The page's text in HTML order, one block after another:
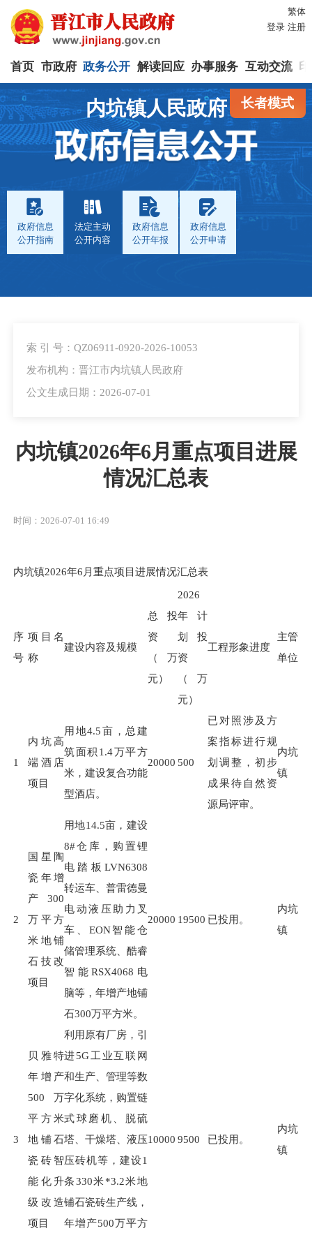
繁体
登录 注册
首页 市政府 政务公开 解读回应 办事服务 互动交流
长者模式
内坑镇人民政府
政府信息
公开指南
法定主动
公开内容
政府信息
公开年报
政府信息
公开申请
索 引 号：QZ06911-0920-2026-10053
发布机构：晋江市内坑镇人民政府
公文生成日期：2026-07-01
内坑镇2026年6月重点项目进展
情况汇总表
时间：2026-07-01 16:49
内坑镇2026年6月重点项目进展情况汇总表
序
号
项目名
称
建设内容及规模
总投
资
（万
元）
2026
年计
划投
资
（万
元）
工程形象进度
主管
单位
1
内坑高
端酒店
项目
用地4.5亩，总建
筑面积 1.4万平方
米，建设复合功能
型酒店。
20000 500
已对照涉及方
案指标进行规
划调整，初步
成果待自然资
源局评审。
内坑
镇
2
国星陶
瓷年增
产300
万平方
米地铺
石技改
项目
用地14.5亩，建设
8#仓库，购置锂
电踏板 LVN6308
转运车、普雷德曼
电动液压助力叉
车、 EON智能仓
储管理系统、酷睿
智能RSX4068 电
脑等，年增产地铺
石300万平方米。
20000 19500 已投用。
内坑
镇
3
贝雅特
年增产
500万
平方米
地铺石
瓷砖智
能化升
级改造
项目
利用原有厂房，引
进5G工业互联网
和生产、管理等数
字化系统，购置链
式球磨机、脱硫
塔、干燥塔、液压
压砖机等，建设1
条330米*3.2米地
铺石瓷砖生产线，
年增产500万平方
10000 9500 已投用。
内坑
镇